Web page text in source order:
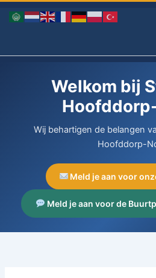
naar
Welkom bij
Wij behartigen de belangen
Hoofddorp-
Meld je aan voor
Meld je aan voor de